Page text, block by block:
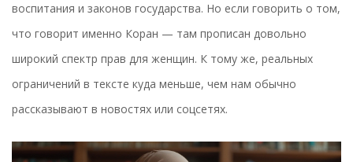
воспитания и законов государства. Но если говорить о том,
что говорит именно Коран — там прописан довольно
широкий спектр прав для женщин. К тому же, реальных
ограничений в тексте куда меньше, чем нам обычно
рассказывают в новостях или соцсетях.